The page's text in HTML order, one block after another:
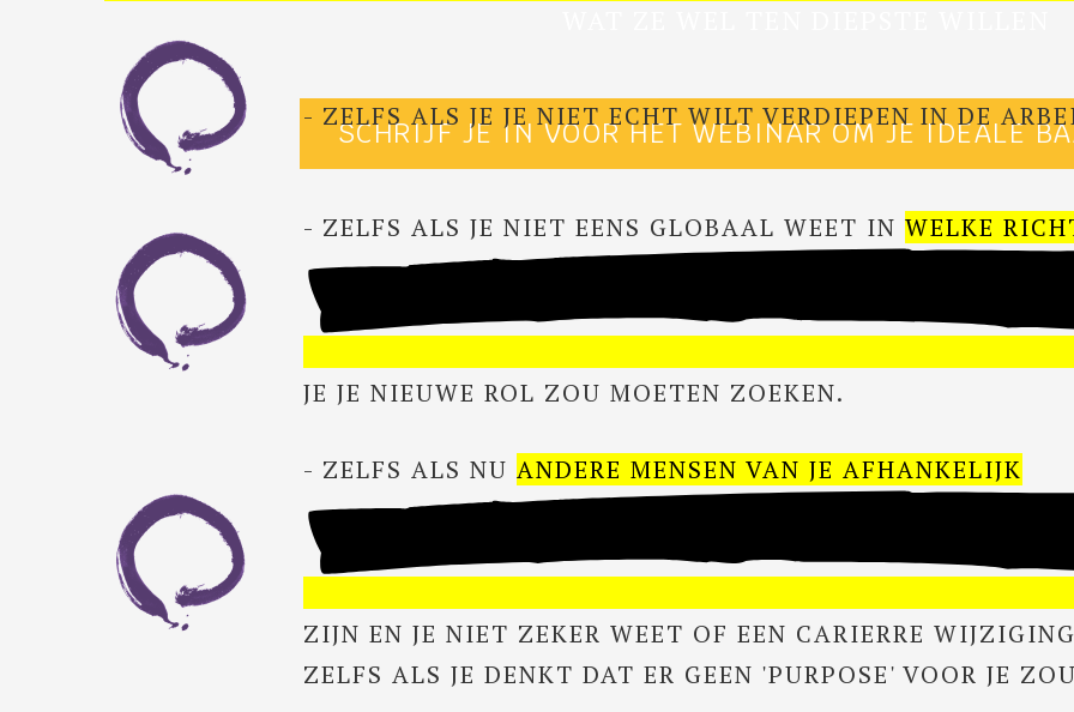
SCHRIJF JE IN VOOR HET WEBINAR OM JE IDEALE
- ZELFS ALS JE JE NIET ECHT WILT VERDIEPEN IN DE
- ZELFS ALS JE NIET EENS GLOBAAL WEET INWELKE
JE JE NIEUWE ROL ZOU MOETEN ZOEKEN.
- ZELFS ALS NUANDERE MENSEN VAN JE AFHANKELIJK
ZIJN EN JE NIET ZEKER WEET OF EEN CARIERRE
ZELFS ALS JE DENKT DAT ER GEEN 'PURPOSE' VOOR JE